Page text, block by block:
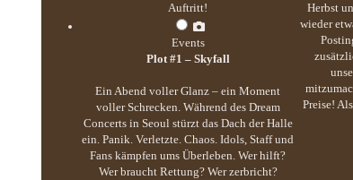
Auftritt!
Events
Plot #1 – Skyfall
Ein Abend voller Glanz – ein Moment
voller Schrecken. Während des Dream
Concerts in Seoul stürzt das Dach der Halle
ein. Panik. Verletzte. Chaos. Idols, Staff und
Fans kämpfen ums Überleben. Wer hilft?
Wer braucht Rettung? Wer zerbricht?
Herbst
wieder
Preise!